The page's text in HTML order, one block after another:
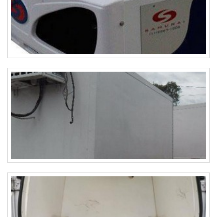
Prezando pelo que há de mais moderno, traz inovações e
variedades em montagem de câmaras frigoríficas e
instalação de portas frigoríficas.Tudo isso por ser
comprometida com os serviços e altamente qualificada,
características possíveis pelo fato de a empresa ter
escritório de alta qualidade onde são realizadas as
atividades e estrutura suficiente para atender todas as
demandas. Tudo isso, somado a uma equipe com
colaboradores proativos e especialistas dedicados, fecha
todo o ciclo de entrega com excelência para toda a carteira